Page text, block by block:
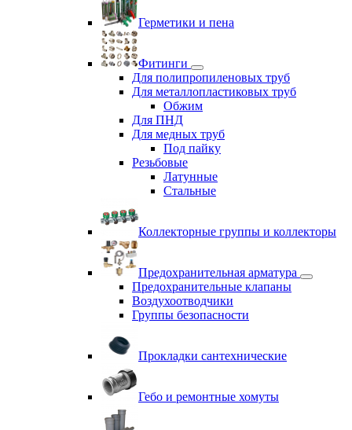
Герметики и пена
Фитинги
Для полипропиленовых труб
Для металлопластиковых труб
Обжим
Для ПНД
Для медных труб
Под пайку
Резьбовые
Латунные
Cтальные
Коллекторные группы и коллекторы
Предохранительная арматура
Предохранительные клапаны
Воздухоотводчики
Группы безопасности
Прокладки сантехнические
Гебо и ремонтные хомуты